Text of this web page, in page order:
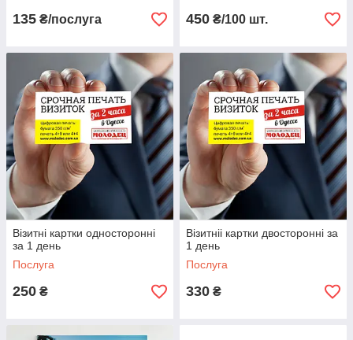
135 ₴/послуга 450 ₴/100 шт.
Візитні картки односторонні
за 1 день
Послуга
250 ₴
Візитніі картки двосторонні за
1 день
Послуга
330 ₴